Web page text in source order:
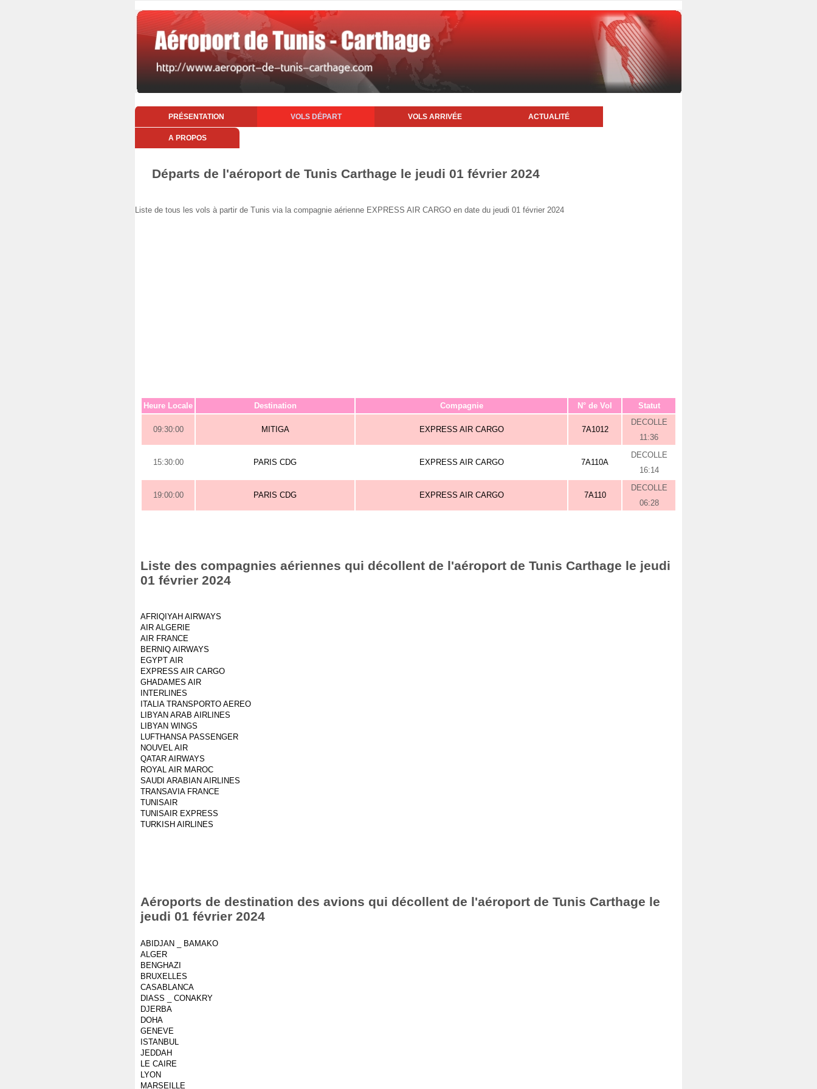
PRÉSENTATION VOLS DÉPART VOLS ARRIVÉE ACTUALITÉ
A PROPOS
Départs de l'aéroport de Tunis Carthage le jeudi 01 février 2024
Liste de tous les vols à partir de Tunis via la compagnie aérienne EXPRESS AIR CARGO en date du jeudi 01 février 2024
Heure Locale Destination Compagnie N° de Vol Statut
09:30:00 MITIGA EXPRESS AIR CARGO 7A1012
DECOLLE
11:36
15:30:00 PARIS CDG EXPRESS AIR CARGO 7A110A
DECOLLE
16:14
19:00:00 PARIS CDG EXPRESS AIR CARGO 7A110
DECOLLE
06:28
Liste des compagnies aériennes qui décollent de l'aéroport de Tunis Carthage le jeudi
01 février 2024
AFRIQIYAH AIRWAYS
AIR ALGERIE
AIR FRANCE
BERNIQ AIRWAYS
EGYPT AIR
EXPRESS AIR CARGO
GHADAMES AIR
INTERLINES
ITALIA TRANSPORTO AEREO
LIBYAN ARAB AIRLINES
LIBYAN WINGS
LUFTHANSA PASSENGER
NOUVEL AIR
QATAR AIRWAYS
ROYAL AIR MAROC
SAUDI ARABIAN AIRLINES
TRANSAVIA FRANCE
TUNISAIR
TUNISAIR EXPRESS
TURKISH AIRLINES
Aéroports de destination des avions qui décollent de l'aéroport de Tunis Carthage le
jeudi 01 février 2024
ABIDJAN _ BAMAKO
ALGER
BENGHAZI
BRUXELLES
CASABLANCA
DIASS _ CONAKRY
DJERBA
DOHA
GENEVE
ISTANBUL
JEDDAH
LE CAIRE
LYON
MARSEILLE